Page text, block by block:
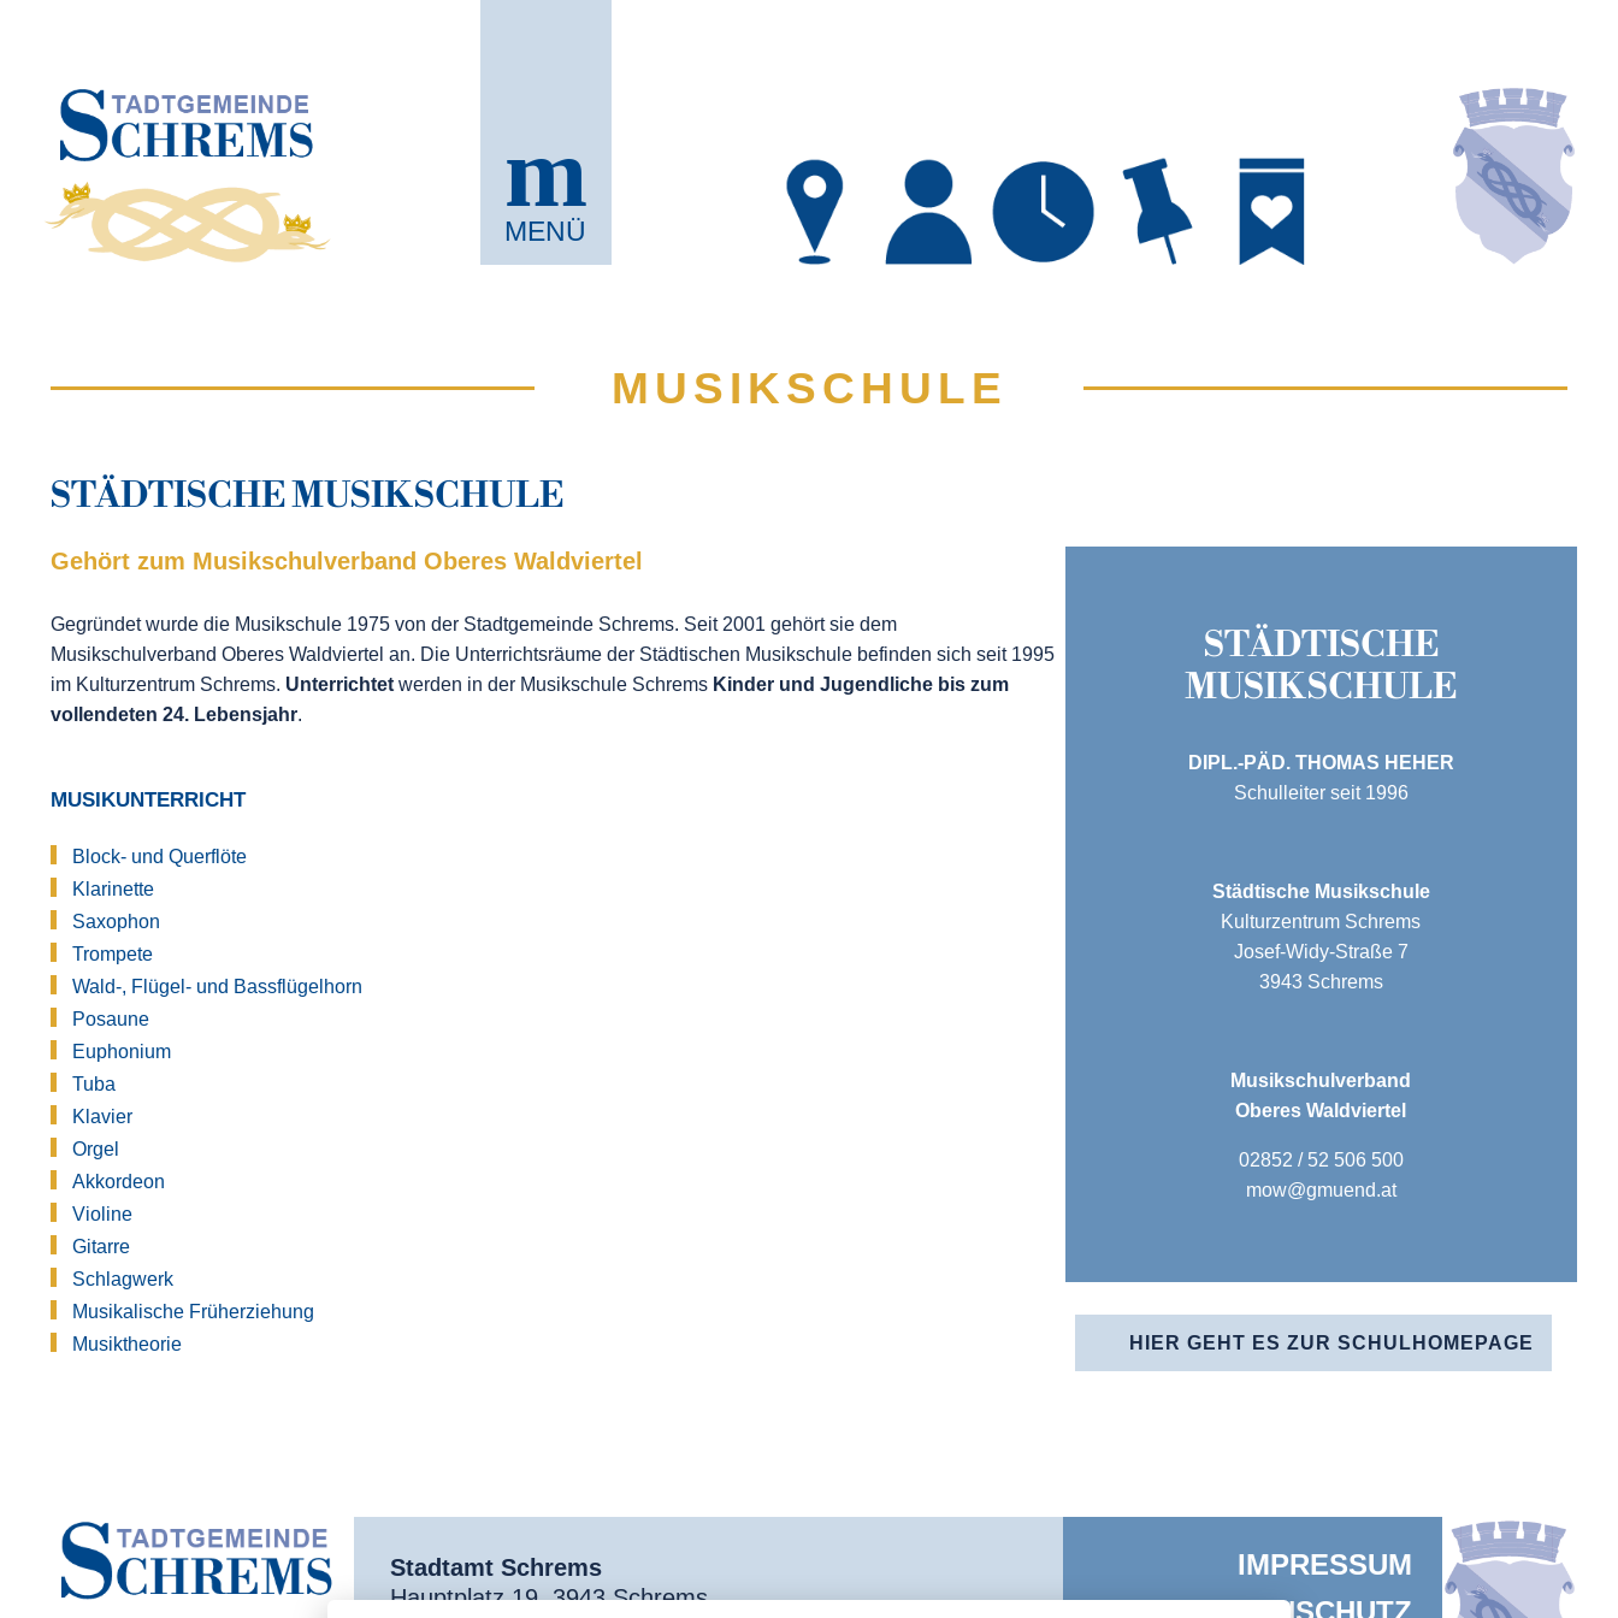
m
MENÜ
MUSIK­SCHULE
STÄDTISCHE MUSIK­SCHULE
Gehört zum Musik­schulverband Oberes Waldviertel
Gegründet wurde die Musikschule 1975 von der Stadtgemeinde Schrems. Seit 2001 gehört sie dem
Musikschulverband Oberes Waldviertel an. Die Unterrichtsräume der Städtischen Musikschule befinden sich seit 1995
im Kulturzentrum Schrems. Unterrichtetwerden in der Musikschule Schrems Kinder und Jugendliche bis zum
vollendeten 24. Lebensjahr.
MUSIKUNTERRICHT
Block- und Querflöte
Klarinette
Saxophon
Trompete
Wald-, Flügel- und Bassflügelhorn
Posaune
Euphonium
Tuba
Klavier
Orgel
Akkordeon
Violine
Gitarre
Schlagwerk
Musikalische Früherziehung
Musiktheorie
STÄDTISCHE
MUSIK­SCHULE
DIPL.-PÄD. THOMAS HEHER
Schulleiter seit 1996
Städtische Musikschule
Kulturzentrum Schrems
Josef-Widy-Straße 7
3943 Schrems
Musikschulverband
Oberes Waldviertel
02852 / 52 506 500
mow@gmuend.at
HIER GEHT ES ZUR SCHULHOMEPAGE
Stadtamt Schrems
Hauptplatz 19, 3943 Schrems
IMPRESSUM
DATENSCHUTZ